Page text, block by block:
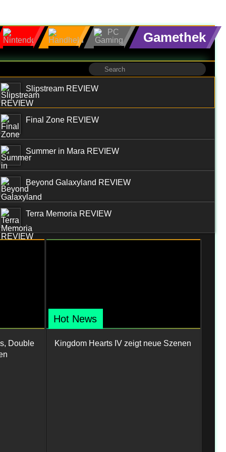
Gamethek
Slipstream REVIEW
Final Zone REVIEW
Summer in Mara REVIEW
Beyond Galaxyland REVIEW
Terra Memoria REVIEW
Double
Hot News
Kingdom Hearts IV zeigt neue Szenen